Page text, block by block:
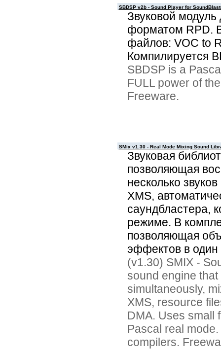
SBDSP v2b - Sound Player for
Звуковой модуль
форматом RPD.
файлов: VOC to
Компилируется
SBDSP is a
FULL power of
Freeware.
SMix v1.30 - Real Mode Mixing Sound
Звуковая
позволяющая
несколько
XMS,
саундбластера,
режиме. В
позволяющая
эффектов в
(v1.30) SMIX -
sound engine
simultaneously,
XMS, resource
DMA. Uses small
Pascal real
compilers.